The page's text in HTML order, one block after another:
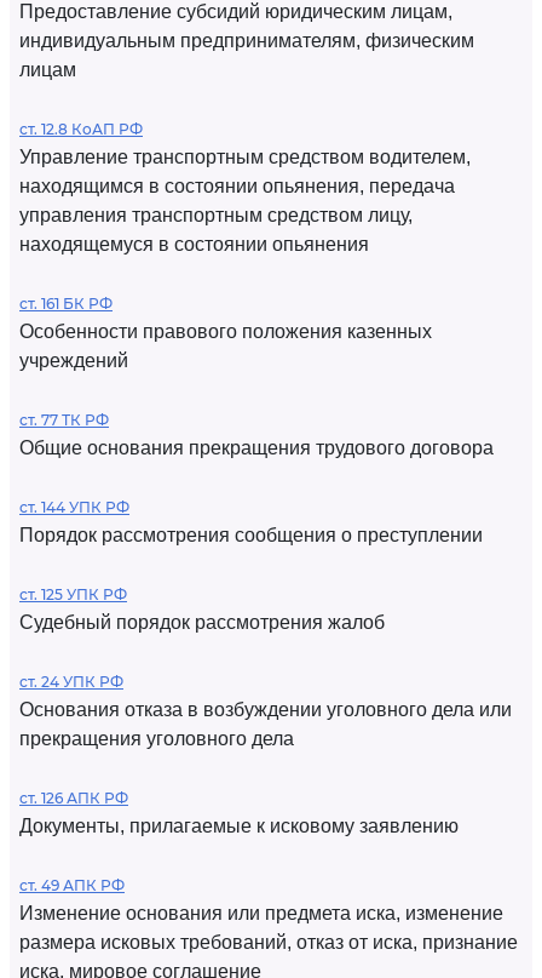
Предоставление субсидий юридическим лицам,
индивидуальным предпринимателям, физическим
лицам
ст. 12.8 КоАП РФ
Управление транспортным средством водителем,
находящимся в состоянии опьянения, передача
управления транспортным средством лицу,
находящемуся в состоянии опьянения
ст. 161 БК РФ
Особенности правового положения казенных
учреждений
ст. 77 ТК РФ
Общие основания прекращения трудового договора
ст. 144 УПК РФ
Порядок рассмотрения сообщения о преступлении
ст. 125 УПК РФ
Судебный порядок рассмотрения жалоб
ст. 24 УПК РФ
Основания отказа в возбуждении уголовного дела или
прекращения уголовного дела
ст. 126 АПК РФ
Документы, прилагаемые к исковому заявлению
ст. 49 АПК РФ
Изменение основания или предмета иска, изменение
размера исковых требований, отказ от иска, признание
иска, мировое соглашение